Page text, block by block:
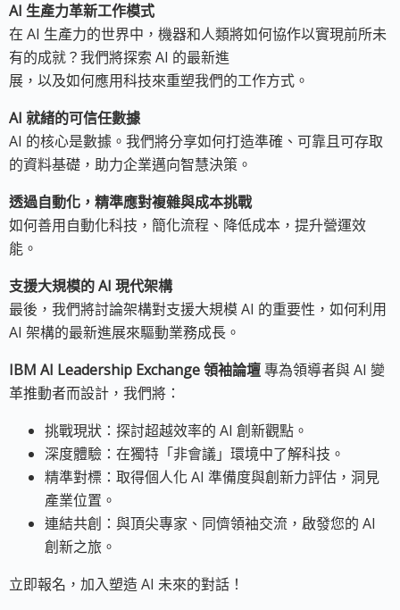
AI 生產力革新工作模式
在 AI 生產力的世界中，機器和人類將如何協作以實現前所未
有的成就？我們將探索 AI 的最新進
展，以及如何應用科技來重塑我們的工作方式。
AI 就緒的可信任數據
AI 的核心是數據。我們將分享如何打造準確、可靠且可存取
的資料基礎，助力企業邁向智慧決策。
透過自動化，精準應對複雜與成本挑戰
如何善用自動化科技，簡化流程、降低成本，提升營運效
能。
支援大規模的 AI 現代架構
最後，我們將討論架構對支援大規模 AI 的重要性，如何利用
AI 架構的最新進展來驅動業務成長。
IBM AI Leadership Exchange 領袖論壇專為領導者與 AI 變
革推動者而設計，我們將：
挑戰現狀：探討超越效率的 AI 創新觀點。
深度體驗：在獨特「非會議」環境中了解科技。
精準對標：取得個人化 AI 準備度與創新力評估，洞見
產業位置。
連結共創：與頂尖專家、同儕領袖交流，啟發您的 AI
創新之旅。
立即報名，加入塑造 AI 未來的對話！